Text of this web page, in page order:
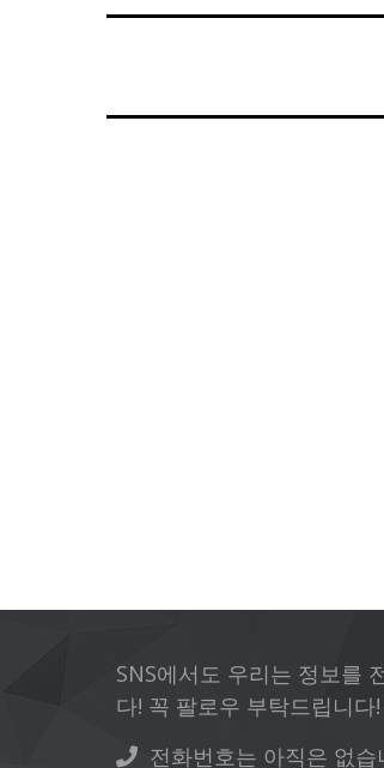
SNS에서도 우리는 정보를
다! 꼭 팔로우 부탁드립니다!
전화번호는 아직은 없습